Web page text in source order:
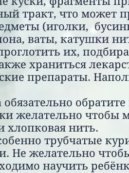
тракт, что может
(иголки,
ваты, катушки
их,
храниться
препараты.
желательно чтобы
хлопковая нить.
трубчатые
Не желательно
научить